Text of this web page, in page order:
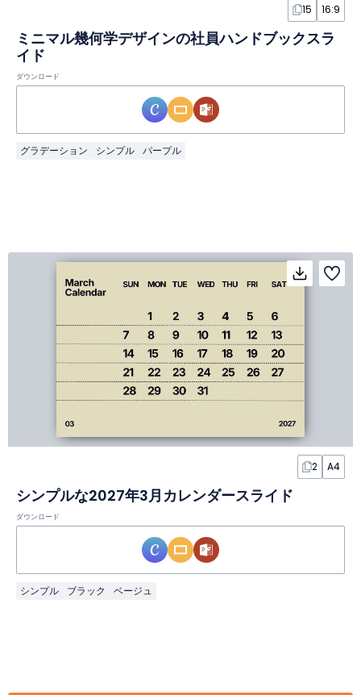
15 16:9
ミニマル幾何学デザインの社員ハンドブックスラ
イド
ダウンロード
グラデーション シンプル パープル
2 A4
シンプルな2027年3月カレンダースライド
ダウンロード
シンプル ブラック ベージュ